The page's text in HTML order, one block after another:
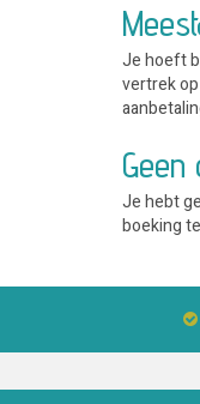
Je hoeft
vertrek
Je hebt
boeking